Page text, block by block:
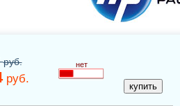
руб.
руб.
нет